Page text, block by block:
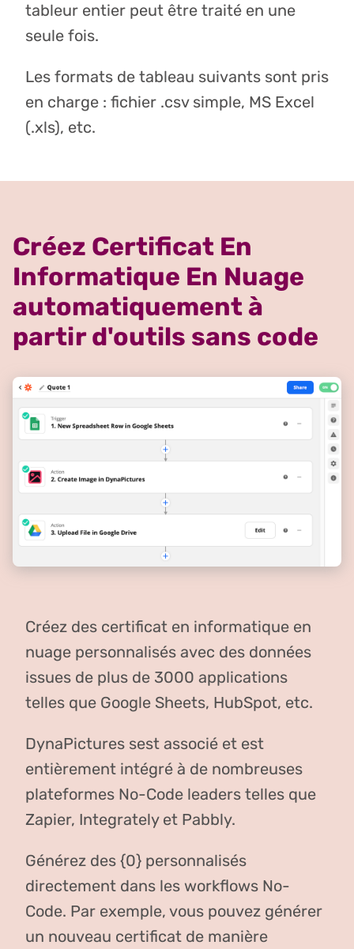
tableur entier peut être traité en une
seule fois.
Les formats de tableau suivants sont pris
en charge : fichier .csv simple, MS Excel
(.xls), etc.
Créez Certificat En
Informatique En Nuage
automatiquement à
partir d'outils sans code
Créez des certificat en informatique en
nuage personnalisés avec des données
issues de plus de 3000 applications
telles que Google Sheets, HubSpot, etc.
DynaPictures sest associé et est
entièrement intégré à de nombreuses
plateformes No-Code leaders telles que
Zapier, Integrately et Pabbly.
Générez des {0} personnalisés
directement dans les workflows No-
Code. Par exemple, vous pouvez générer
un nouveau certificat de manière